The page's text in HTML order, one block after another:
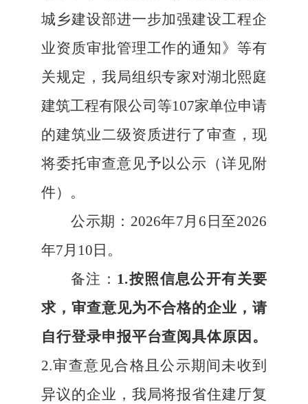
城乡建设部进一步加强建设工程企
业资质审批管理工作的通知》等有
关规定，我局组织专家对湖北熙庭
建筑工程有限公司等107家单位申请
的建筑业二级资质进行了审查，现
将委托审查意见予以公示（详见附
件）。
公示期： 2026年7月6日至2026
年7月10日。
备注： 1.按照信息公开有关要
求，审查意见为不合格的企业，请
自行登录申报平台查阅具体原因。
2.审查意见合格且公示期间未收到
异议的企业，我局将报省住建厅复